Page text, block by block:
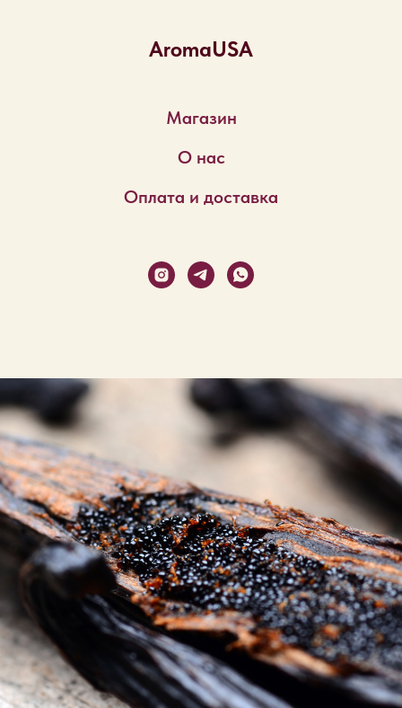
AromaUSA
Магазин
О нас
Оплата и доставка